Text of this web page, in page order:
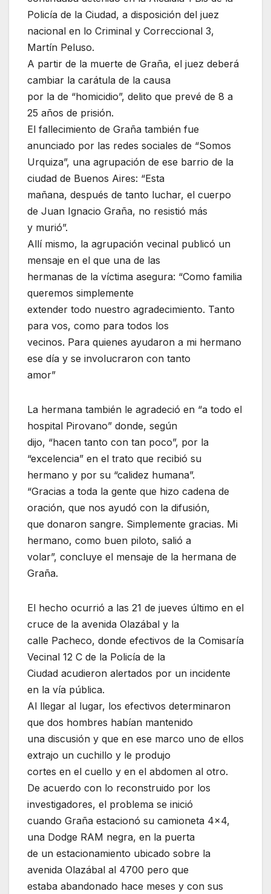
Policía de la Ciudad, a disposición del juez
nacional en lo Criminal y Correccional 3,
Martín Peluso.
A partir de la muerte de Graña, el juez deberá
cambiar la carátula de la causa
por la de “homicidio”, delito que prevé de 8 a
25 años de prisión.
El fallecimiento de Graña también fue
anunciado por las redes sociales de “Somos
Urquiza”, una agrupación de ese barrio de la
ciudad de Buenos Aires: “Esta
mañana, después de tanto luchar, el cuerpo
de Juan Ignacio Graña, no resistió más
y murió”.
Allí mismo, la agrupación vecinal publicó un
mensaje en el que una de las
hermanas de la víctima asegura: “Como familia
queremos simplemente
extender todo nuestro agradecimiento. Tanto
para vos, como para todos los
vecinos. Para quienes ayudaron a mi hermano
ese día y se involucraron con tanto
amor”
La hermana también le agradeció en “a todo el
hospital Pirovano” donde, según
dijo, “hacen tanto con tan poco”, por la
“excelencia” en el trato que recibió su
hermano y por su “calidez humana”.
“Gracias a toda la gente que hizo cadena de
oración, que nos ayudó con la difusión,
que donaron sangre. Simplemente gracias. Mi
hermano, como buen piloto, salió a
volar”, concluye el mensaje de la hermana de
Graña.
El hecho ocurrió a las 21 de jueves último en el
cruce de la avenida Olazábal y la
calle Pacheco, donde efectivos de la Comisaría
Vecinal 12 C de la Policía de la
Ciudad acudieron alertados por un incidente
en la vía pública.
Al llegar al lugar, los efectivos determinaron
que dos hombres habían mantenido
una discusión y que en ese marco uno de ellos
extrajo un cuchillo y le produjo
cortes en el cuello y en el abdomen al otro.
De acuerdo con lo reconstruido por los
investigadores, el problema se inició
cuando Graña estacionó su camioneta 4×4,
una Dodge RAM negra, en la puerta
de un estacionamiento ubicado sobre la
avenida Olazábal al 4700 pero que
estaba abandonado hace meses y con sus